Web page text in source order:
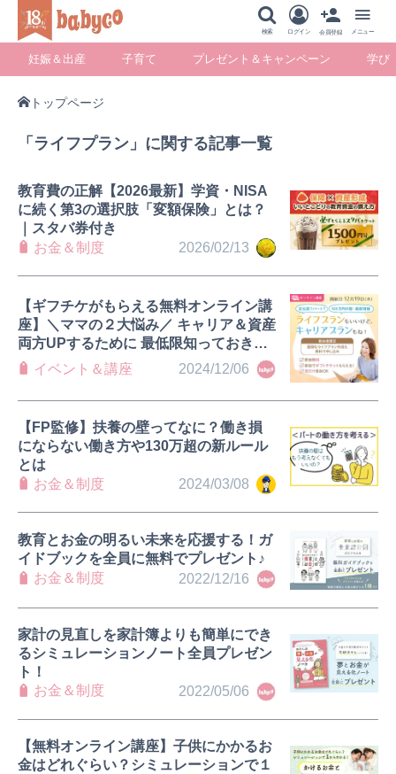
検索 ログイン 会員登録 メニュー
妊娠＆出産 子育て プレゼント＆キャンペーン 学び
トップページ
「ライフプラン」に関する記事一覧
2026/02/13
教育費の正解【2026最新】学資・NISA
に続く第3の選択肢「変額保険」とは？
｜スタバ券付き
お金＆制度
2024/12/06
【ギフチケがもらえる無料オンライン講
座】＼ママの２大悩み／ キャリア＆資産
両方UPするために 最低限知っておきた
いこと
イベント＆講座
2024/03/08
【FP監修】扶養の壁ってなに？働き損
にならない働き方や130万超の新ルール
とは
お金＆制度
2022/12/16
教育とお金の明るい未来を応援する！ガ
イドブックを全員に無料でプレゼント♪
お金＆制度
2022/05/06
家計の見直しを家計簿よりも簡単にでき
るシミュレーションノート全員プレゼン
ト！
お金＆制度
【無料オンライン講座】子供にかかるお
金はどれぐらい？シミュレーションで１
ャンペーン
暮らし